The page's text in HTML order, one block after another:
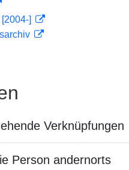
]
Verknüpfungen
Person andernorts